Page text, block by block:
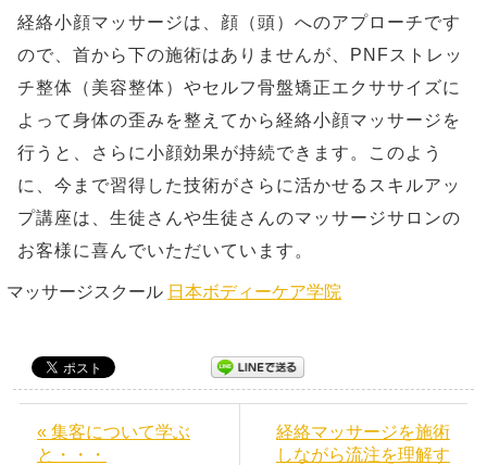
経絡小顔マッサージは、顔（頭）へのアプローチです
ので、首から下の施術はありませんが、PNFストレッ
チ整体（美容整体）やセルフ骨盤矯正エクササイズに
よって身体の歪みを整えてから経絡小顔マッサージを
行うと、さらに小顔効果が持続できます。このよう
に、今まで習得した技術がさらに活かせるスキルアッ
プ講座は、生徒さんや生徒さんのマッサージサロンの
お客様に喜んでいただいています。
マッサージスクール 日本ボディーケア学院
« 集客について学ぶ
と・・・
経絡マッサージを施術
しながら流注を理解す